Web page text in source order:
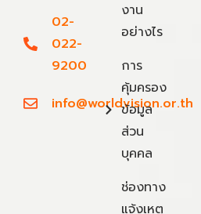
02-
022-
9200
info@worldvision.or.th
งาน
อย่างไร
การ
คุ้มครอง
ข้อมูล
ส่วน
บุคคล
ช่องทาง
แจ้งเหตุ